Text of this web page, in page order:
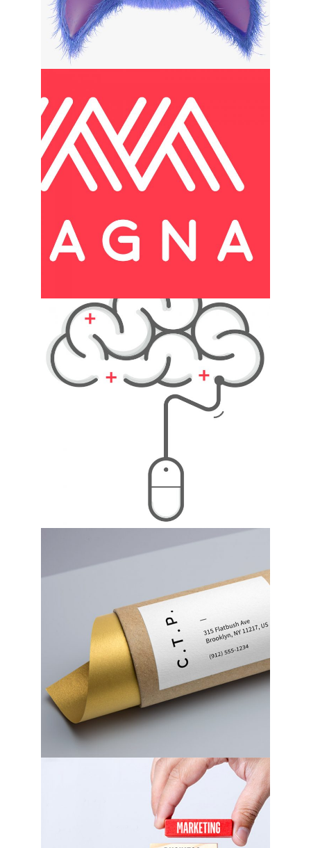
Brand and
Website
Festive Days
Calibrating
Colors